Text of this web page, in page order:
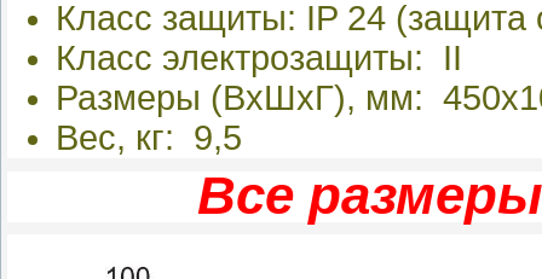
Класс защиты: IP 24 (защита
Класс электрозащиты: II
Размеры (ВхШхГ), мм:
Вес, кг: 9,5
Все